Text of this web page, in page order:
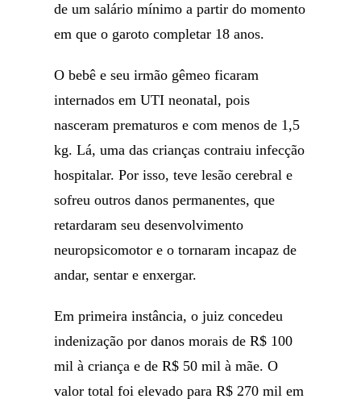
de um salário mínimo a partir do momento
em que o garoto completar 18 anos.
O bebê e seu irmão gêmeo ficaram
internados em UTI neonatal, pois
nasceram prematuros e com menos de 1,5
kg. Lá, uma das crianças contraiu infecção
hospitalar. Por isso, teve lesão cerebral e
sofreu outros danos permanentes, que
retardaram seu desenvolvimento
neuropsicomotor e o tornaram incapaz de
andar, sentar e enxergar.
Em primeira instância, o juiz concedeu
indenização por danos morais de R$ 100
mil à criança e de R$ 50 mil à mãe. O
valor total foi elevado para R$ 270 mil em